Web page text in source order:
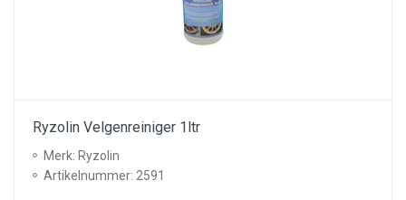
Ryzolin Velgenreiniger 1ltr
Merk: Ryzolin
Artikelnummer: 2591